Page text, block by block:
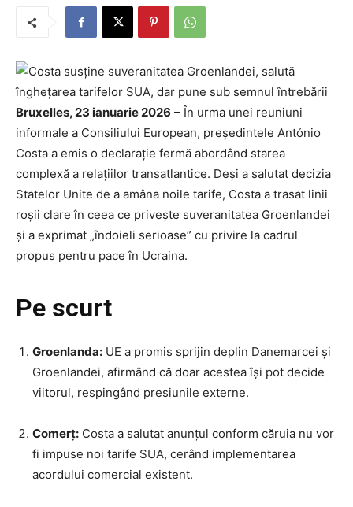
Bruxelles, 23 ianuarie 2026 – În urma unei reuniuni
informale a Consiliului European, președintele António
Costa a emis o declarație fermă abordând starea
complexă a relațiilor transatlantice. Deși a salutat decizia
Statelor Unite de a amâna noile tarife, Costa a trasat linii
roșii clare în ceea ce privește suveranitatea Groenlandei
și a exprimat „îndoieli serioase” cu privire la cadrul
propus pentru pace în Ucraina.
Pe scurt
Groenlanda: UE a promis sprijin deplin Danemarcei și
Groenlandei, afirmând că doar acestea își pot decide
viitorul, respingând presiunile externe.
Comerț: Costa a salutat anunțul conform căruia nu vor
fi impuse noi tarife SUA, cerând implementarea
acordului comercial existent.